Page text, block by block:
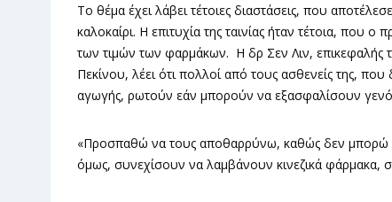
Το θέμα έχει λάβει τέτοιες διαστάσεις, που
καλοκαίρι. Η επιτυχία της ταινίας ήταν τέτοια, που
των τιμών των φαρμάκων. Η δρ Σεν Λιν, επικεφαλής
Πεκίνου, λέει ότι πολλοί από τους ασθενείς της,
αγωγής, ρωτούν εάν μπορούν να εξασφαλίσουν
«Προσπαθώ να τους αποθαρρύνω, καθώς δεν μπορώ
όμως, συνεχίσουν να λαμβάνουν κινεζικά φάρμακα,